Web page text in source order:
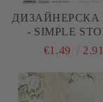
ДИЗАЙНЕРСКA
- SIMPLE
ELEMENTS 12
€1.49